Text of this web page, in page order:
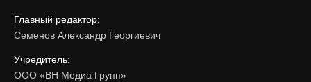
Главный редактор:
Семенов Александр Георгиевич
Учредитель:
ООО «ВН Медиа Групп»